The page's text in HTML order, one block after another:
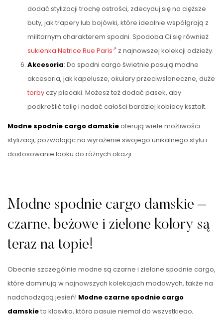
dodać stylizacji trochę ostrości, zdecyduj się na cięższe
buty, jak trapery lub bojówki, które idealnie współgrają z
militarnym charakterem spodni. Spodoba Ci się również
sukienka Netrice Rue Paris
z najnowszej kolekcji odzieży.
Akcesoria: Do spodni cargo świetnie pasują modne
akcesoria, jak kapelusze, okulary przeciwsłoneczne, duże
torbyczy plecaki. Możesz też dodać pasek, aby
podkreślić talię i nadać całości bardziej kobiecy kształt.
Modne spodnie cargo damskieoferują wiele możliwości
stylizacji, pozwalając na wyrażenie swojego unikalnego stylu i
dostosowanie looku do różnych okazji.
Modne spodnie cargo damskie –
czarne, beżowe i zielone kolory są
teraz na topie!
Obecnie szczególnie modne są czarne i zielone spodnie cargo,
które dominują w najnowszych kolekcjach modowych, także na
nadchodzącą jesień! Modne czarne spodnie cargo
damskieto klasyka, która pasuje niemal do wszystkiego,